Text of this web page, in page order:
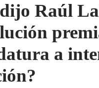
Raúl
a